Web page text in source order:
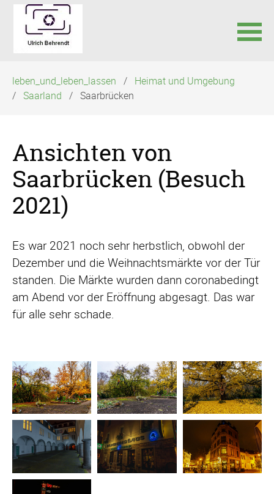
überspringen
leben_und_leben_lassen
Heimat und Umgebung
Saarland
Saarbrücken
Ansichten von
Saarbrücken (Besuch
2021)
Es war 2021 noch sehr herbstlich, obwohl der
Dezember und die Weihnachtsmärkte vor der Tür
standen. Die Märkte wurden dann coronabedingt
am Abend vor der Eröffnung abgesagt. Das war
für alle sehr schade.